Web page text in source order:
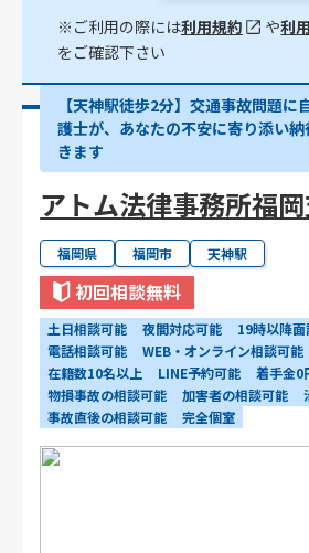
※ご利用の際には利用規約 や利
をご確認下さい
【天神駅徒歩2分】交通事故問題に
護士が、あなたの不安に寄り添い
きます
アトム法律事務所福
福岡県 福岡市 天神駅
初回相談無料
土日相談可能 夜間対応可能 19時以降
電話相談可能
WEB・オンライン相談可能
在籍数10名以上
LINE予約可能
着手金0
物損事故の相談可能
加害者の相談可能
事故直後の相談可能
完全個室